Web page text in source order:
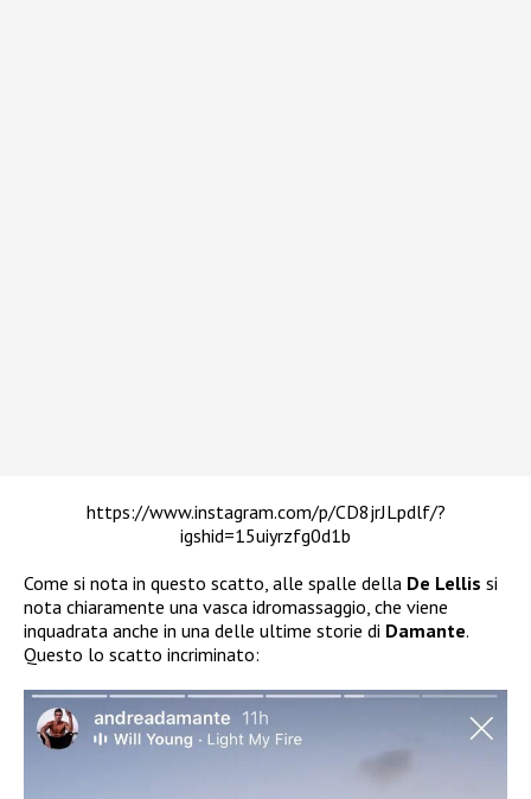
https://www.instagram.com/p/CD8jrJLpdlf/?
igshid=15uiyrzfg0d1b
Come si nota in questo scatto, alle spalle della De Lellis si
nota chiaramente una vasca idromassaggio, che viene
inquadrata anche in una delle ultime storie di Damante.
Questo lo scatto incriminato: